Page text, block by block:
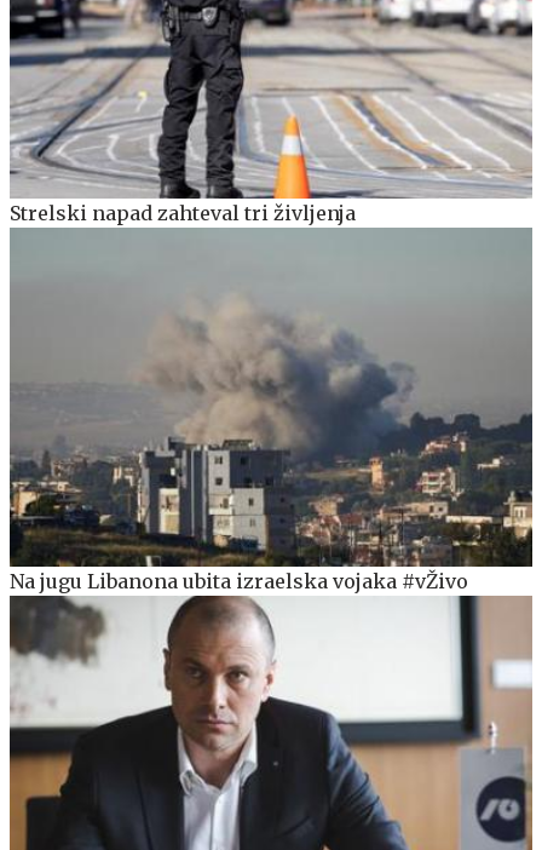
Strelski napad zahteval tri življenja
Na jugu Libanona ubita izraelska vojaka #vŽivo